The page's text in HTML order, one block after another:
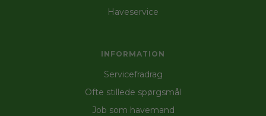
Haveservice
INFORMATION
Servicefradrag
Ofte stillede spørgsmål
Job som havemand